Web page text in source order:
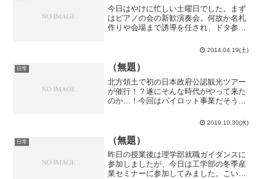
今日はやけに忙しい土曜日でした。まず
はピアノの会の新歓演奏会。何故か名札
作りや会場まで誘導を任され、ドタ参し
委員に任されるんだ…何とか雑務を終
え、いよいよ新歓演奏会本番。演奏会だ
からと念の為スーツを着てい...
2014.04.19(土)
日常 （無題）
北方領土で初の日本政府公認観光ツアー
が催行！？遂にそんな時代がやって来た
のか…！今回はパイロット事業だそうで
拡大していって欲しいですね。ついでに
い。御無沙汰していたベッセ...
2019.10.30(水)
日常 （無題）
昨日の授業後は理学部就職ガイダンスに
参加しましたが、今日は工学部の冬季産
業セミナーに参加してみました。こいつ